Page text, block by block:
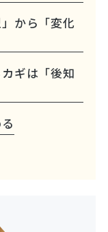
から「変化
ギは「後知